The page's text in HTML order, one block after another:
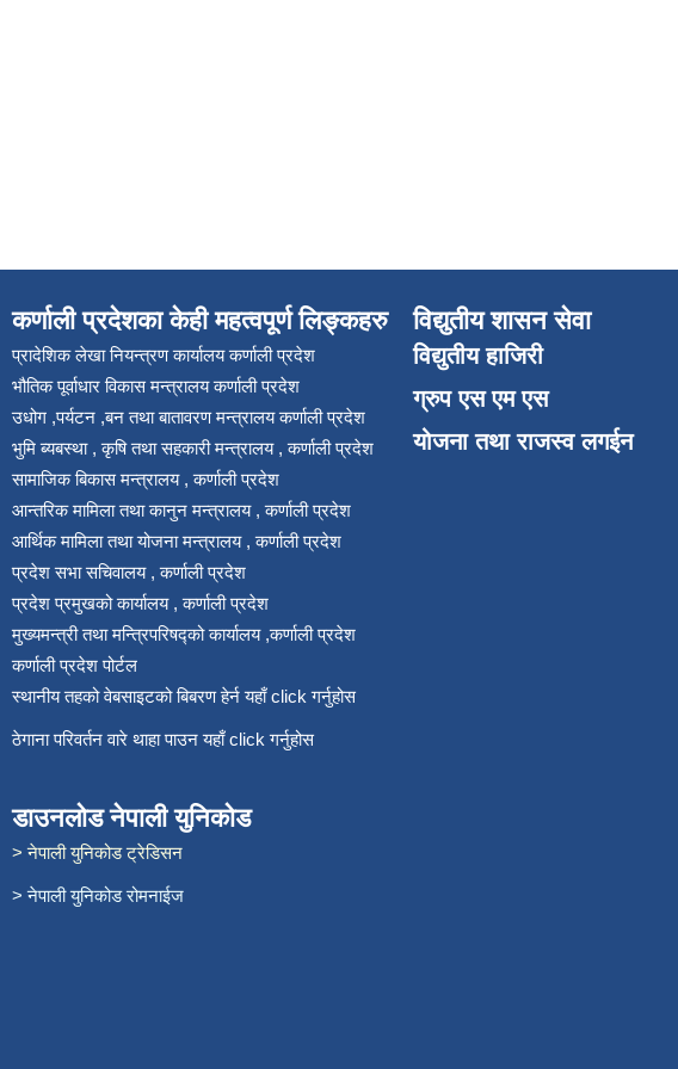
कर्णाली प्रदेशका केही महत्वपूर्ण लिङ्कहरु
प्रादेशिक लेखा नियन्त्रण कार्यालय कर्णाली प्रदेश
भौतिक पूर्वाधार विकास मन्त्रालय कर्णाली प्रदेश
उधोग ,पर्यटन ,बन तथा बातावरण मन्त्रालय कर्णाली प्रदेश
भुमि ब्यबस्था , कृषि तथा सहकारी मन्त्रालय , कर्णाली प्रदेश
सामाजिक बिकास मन्त्रालय , कर्णाली प्रदेश
आन्तरिक मामिला तथा कानुन मन्त्रालय , कर्णाली प्रदेश
आर्थिक मामिला तथा योजना मन्त्रालय , कर्णाली प्रदेश
प्रदेश सभा सचिवालय , कर्णाली प्रदेश
प्रदेश प्रमुखको कार्यालय , कर्णाली प्रदेश
मुख्यमन्त्री तथा मन्त्रिपरिषद्को कार्यालय ,कर्णाली प्रदेश
कर्णाली प्रदेश पोर्टल
स्थानीय तहको वेबसाइटको बिबरण हेर्न यहाँ click गर्नुहोस
ठेगाना परिवर्तन वारे थाहा पाउन यहाँ click गर्नुहोस
डाउनलोड नेपाली युनिकोड
> नेपाली युनिकोड ट्रेडिसन
> नेपाली युनिकोड रोमनाईज
विद्युतीय शासन सेवा
विद्युतीय हाजिरी
ग्रुप एस एम एस
योजना तथा राजस्व लगईन